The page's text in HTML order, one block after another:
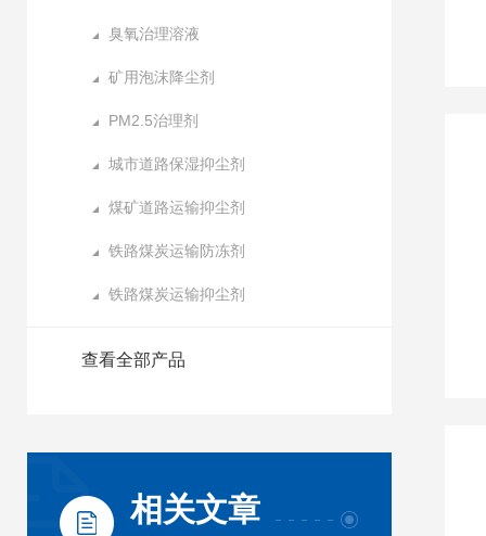
臭氧治理溶液
矿用泡沫降尘剂
PM2.5治理剂
城市道路保湿抑尘剂
煤矿道路运输抑尘剂
铁路煤炭运输防冻剂
铁路煤炭运输抑尘剂
查看全部产品
相关文章